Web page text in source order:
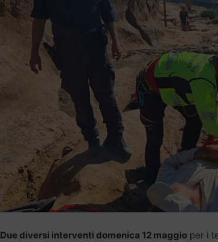
Due diversi interventi domenica 12 maggio per i